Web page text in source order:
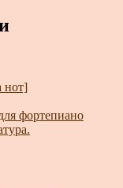
нот]
фортепиано